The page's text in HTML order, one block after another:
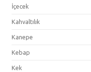
İçecek
Kahvaltılık
Kanepe
Kebap
Kek